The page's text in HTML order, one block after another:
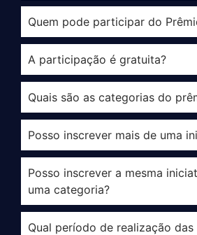
Quem pode participar do
A participação é gratuita?
Quais são as categorias do
Posso inscrever mais de uma
Posso inscrever a mesma
uma categoria?
Qual período de realização